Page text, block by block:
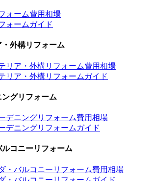
ォーム費用相場
ォームガイド
外構リフォーム
リア・外構リフォーム費用相場
リア・外構リフォームガイド
グリフォーム
デニングリフォーム費用相場
デニングリフォームガイド
コニーリフォーム
・バルコニーリフォーム費用相場